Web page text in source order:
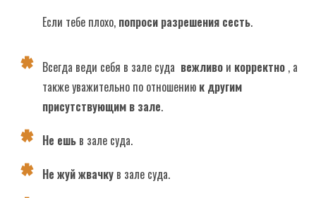
Если тебе плохо, попроси разрешения сесть.
Всегда веди себя в зале суда вежливо и корректно , а
также уважительно по отношению к другим
присутствующим в зале.
Не ешь в зале суда.
Не жуй жвачку в зале суда.